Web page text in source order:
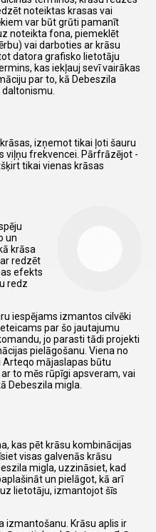
noteiktas krasas vai
var būt grūti pamanīt
noteikta fona, piemeklēt
vai darboties ar krāsu
datora grafisko lietotāju
kas iekļauj sevī vairākas
par to, kā Debeszila
izņemot tikai ļoti šauru
viļņu frekvencei. Pārfrāzējot -
tikai vienas krāsas
un
krāsa
redzēt
efekts
redz
iespējams izmantos cilvēki
par šo jautajumu
jo parasti tādi projekti
pielāgošanu. Viena no
mājaslapas būtu
to mēs rūpīgi apsveram, vai
Debeszila migla.
kas pēt krāsu kombinācijas
visas galvenās krāsu
migla, uzzināsiet, kad
un pielāgot, kā arī
lietotāju, izmantojot šīs
izmantošanu. Krāsu aplis ir